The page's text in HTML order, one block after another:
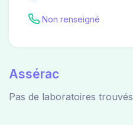
Non renseigné
Assérac
Pas de laboratoires trouvés